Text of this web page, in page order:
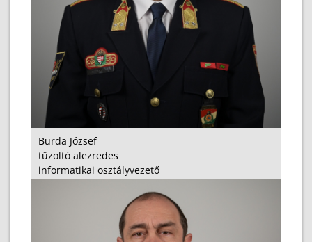
Burda József
tűzoltó alezredes
informatikai osztályvezető